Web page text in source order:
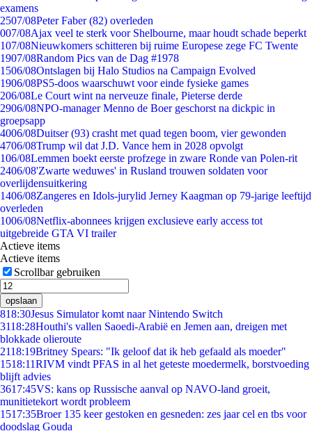
examens
2507/08Peter Faber (82) overleden
007/08Ajax veel te sterk voor Shelbourne, maar houdt schade beperkt
107/08Nieuwkomers schitteren bij ruime Europese zege FC Twente
1907/08Random Pics van de Dag #1978
1506/08Ontslagen bij Halo Studios na Campaign Evolved
1906/08PS5-doos waarschuwt voor einde fysieke games
206/08Le Court wint na nerveuze finale, Pieterse derde
2906/08NPO-manager Menno de Boer geschorst na dickpic in
groepsapp
4006/08Duitser (93) crasht met quad tegen boom, vier gewonden
4706/08Trump wil dat J.D. Vance hem in 2028 opvolgt
106/08Lemmen boekt eerste profzege in zware Ronde van Polen-rit
2406/08'Zwarte weduwes' in Rusland trouwen soldaten voor
overlijdensuitkering
1406/08Zangeres en Idols-jurylid Jerney Kaagman op 79-jarige leeftijd
overleden
1006/08Netflix-abonnees krijgen exclusieve early access tot
uitgebreide GTA VI trailer
Actieve items
Actieve items
Scrollbar gebruiken
opslaan
818:30Jesus Simulator komt naar Nintendo Switch
3118:28Houthi's vallen Saoedi-Arabië en Jemen aan, dreigen met
blokkade olieroute
2118:19Britney Spears: "Ik geloof dat ik heb gefaald als moeder"
1518:11RIVM vindt PFAS in al het geteste moedermelk, borstvoeding
blijft advies
3617:45VS: kans op Russische aanval op NAVO-land groeit,
munitietekort wordt probleem
1517:35Broer 135 keer gestoken en gesneden: zes jaar cel en tbs voor
doodslag Gouda